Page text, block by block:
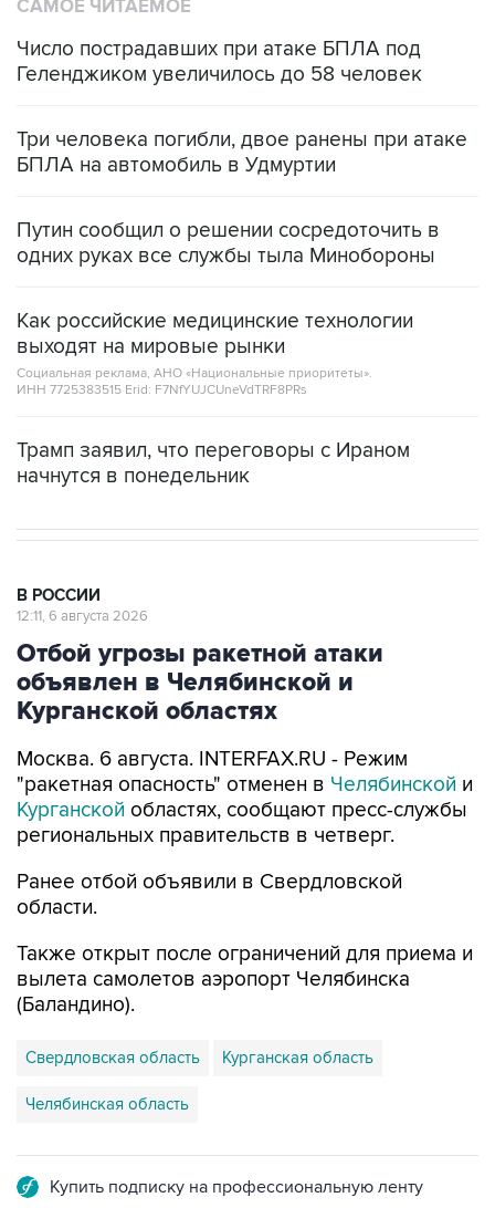
САМОЕ ЧИТАЕМОЕ
Число пострадавших при атаке БПЛА под
Геленджиком увеличилось до 58 человек
Три человека погибли, двое ранены при атаке
БПЛА на автомобиль в Удмуртии
Путин сообщил о решении сосредоточить в
одних руках все службы тыла Минобороны
Как российские медицинские технологии
выходят на мировые рынки
Социальная реклама, АНО «Национальные приоритеты».
ИНН 7725383515 Erid: F7NfYUJCUneVdTRF8PRs
Трамп заявил, что переговоры с Ираном
начнутся в понедельник
В РОССИИ
12:11, 6 августа 2026
Отбой угрозы ракетной атаки
объявлен в Челябинской и
Курганской областях
Москва. 6 августа. INTERFAX.RU - Режим
"ракетная опасность" отменен в Челябинской и
Курганской областях, сообщают пресс-службы
региональных правительств в четверг.
Ранее отбой объявили в Свердловской
области.
Также открыт после ограничений для приема и
вылета самолетов аэропорт Челябинска
(Баландино).
Свердловская область Курганская область
Челябинская область
Купить подписку на профессиональную ленту